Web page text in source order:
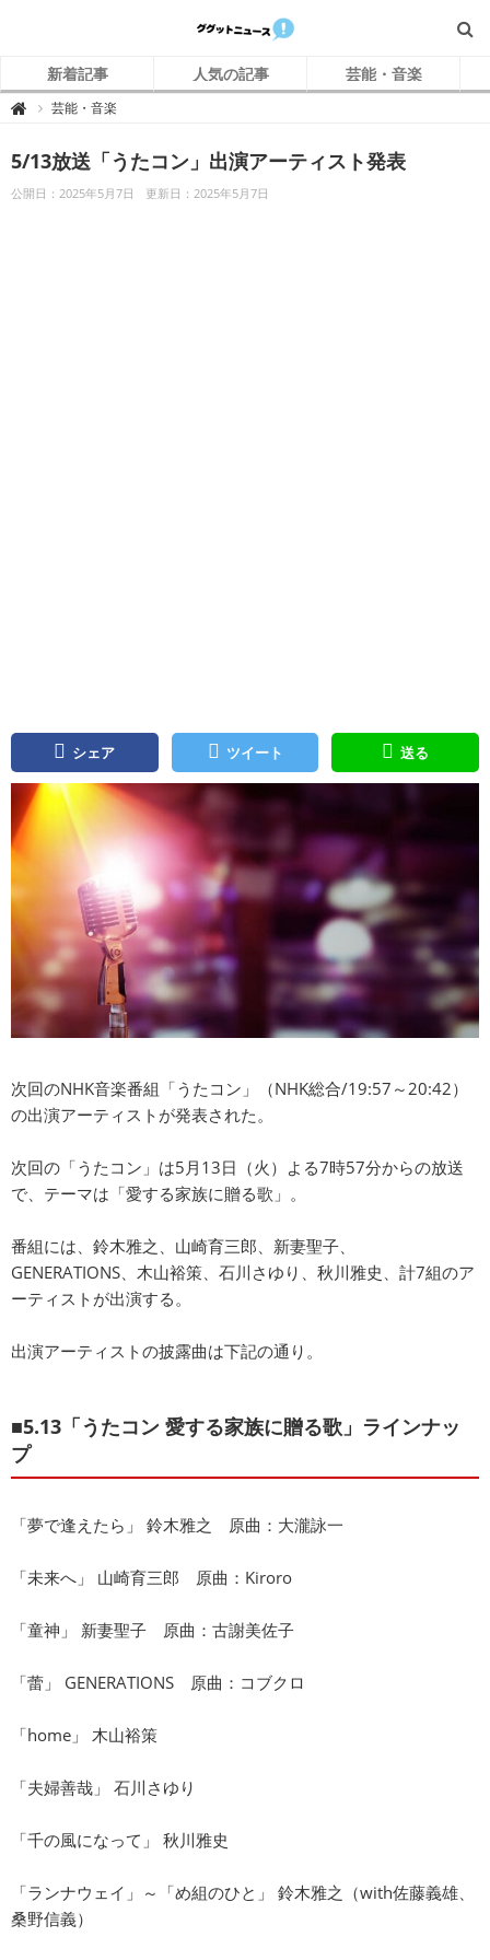
新着記事 人気の記事 芸能・音楽
 グ
ニ
ュ
ー
ス
芸能・音楽
5/13放送「うたコン」出演アーティスト発表
公開日：2025年5月7日 更新日：2025年5月7日
シェア ツイート 送る
次回のNHK音楽番組「うたコン」（NHK総合/19:57～20:42）
の出演アーティストが発表された。
次回の「うたコン」は5月13日（火）よる7時57分からの放送
で、テーマは「愛する家族に贈る歌」。
番組には、鈴木雅之、山崎育三郎、新妻聖子、
GENERATIONS、木山裕策、石川さゆり、秋川雅史、計7組のア
ーティストが出演する。
出演アーティストの披露曲は下記の通り。
■5.13「うたコン 愛する家族に贈る歌」ラインナッ
プ
「夢で逢えたら」 鈴木雅之 原曲：大瀧詠一
「未来へ」 山崎育三郎 原曲：Kiroro
「童神」 新妻聖子 原曲：古謝美佐子
「蕾」 GENERATIONS 原曲：コブクロ
「home」 木山裕策
「夫婦善哉」 石川さゆり
「千の風になって」 秋川雅史
「ランナウェイ」～「め組のひと」 鈴木雅之（with佐藤義雄、
桑野信義）